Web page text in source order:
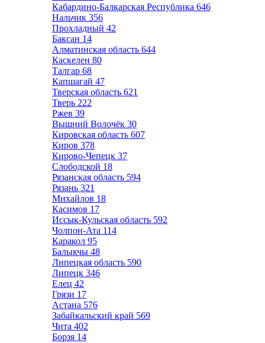
Кабардино-Балкарская Республика 646
Нальчик 356
Прохладный 42
Баксан 14
Алматинская область 644
Каскелен 80
Талгар 68
Капшагай 47
Тверская область 621
Тверь 222
Ржев 39
Вышний Волочёк 30
Кировская область 607
Киров 378
Кирово-Чепецк 37
Слободской 18
Рязанская область 594
Рязань 321
Михайлов 18
Касимов 17
Иссык-Кульская область 592
Чолпон-Ата 114
Каракол 95
Балыкчы 48
Липецкая область 590
Липецк 346
Елец 42
Грязи 17
Астана 576
Забайкальский край 569
Чита 402
Борзя 14